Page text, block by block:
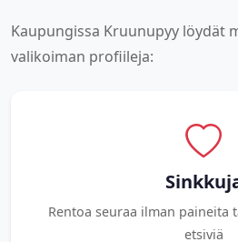
Kaupungissa Kruunupyy löydät
valikoiman profiileja:
Rentoa seuraa ilman paineita
etsiviä